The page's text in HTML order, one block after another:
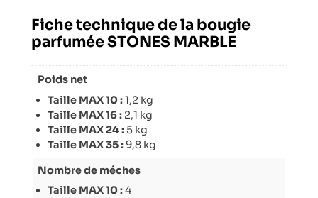
Fiche technique de la bougie
parfumée STONES MARBLE
Poids net
Taille MAX 10 :1,2 kg
Taille MAX 16 : 2,1 kg
Taille MAX 24 : 5 kg
Taille MAX 35 :9,8 kg
Nombre de méches
Taille MAX 10 :4